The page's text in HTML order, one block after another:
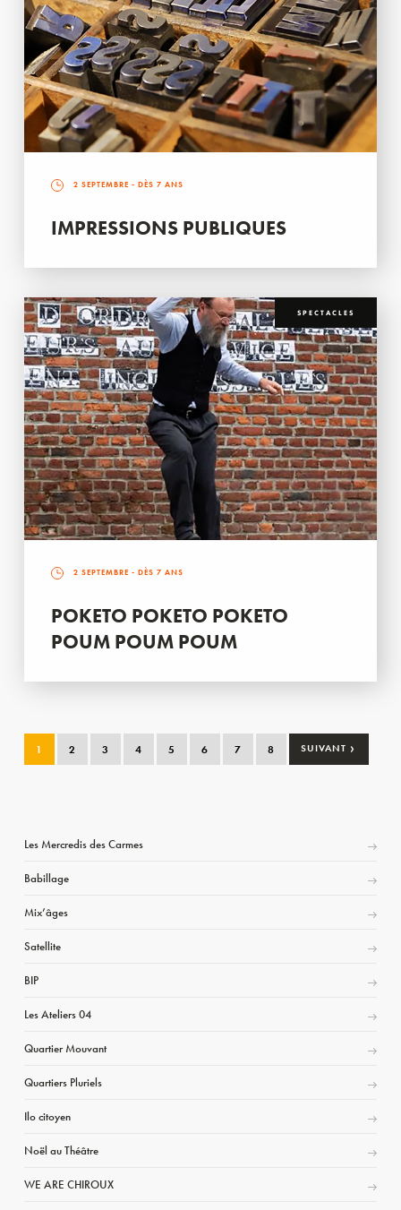
2 SEPTEMBRE - DÈS 7 ANS
IMPRESSIONS PUBLIQUES
SPECTACLES
2 SEPTEMBRE - DÈS 7 ANS
POKETO POKETO POKETO
POUM POUM POUM
1 2 3 4 5 6 7 8 SUIVANT ›
Les Mercredis des Carmes
Babillage
Mix’âges
Satellite
BIP
Les Ateliers 04
Quartier Mouvant
Quartiers Pluriels
Ilo citoyen
Noël au Théâtre
WE ARE CHIROUX